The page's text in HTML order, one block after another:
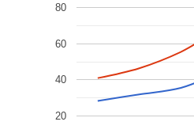
20
40
60
80